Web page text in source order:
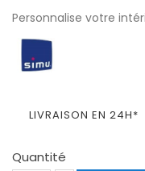
Personnalise votre
LIVRAISON EN 24H*
Quantité